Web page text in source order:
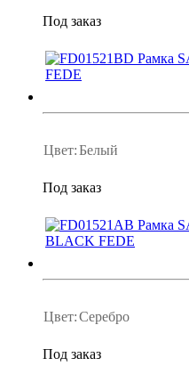
Под заказ
Цвет:Белый
Под заказ
Цвет:Серебро
Под заказ